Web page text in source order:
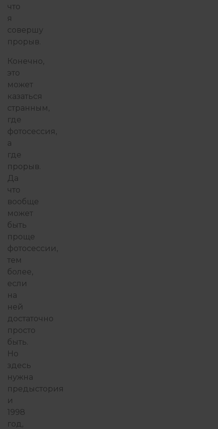
что
я
совершу
прорыв.
Конечно,
это
может
казаться
странным,
где
фотосессия,
а
где
прорыв.
Да
что
вообще
может
быть
проще
фотосессии,
тем
более,
если
на
ней
достаточно
просто
быть.
Но
здесь
нужна
предыстория
и
1998
год,